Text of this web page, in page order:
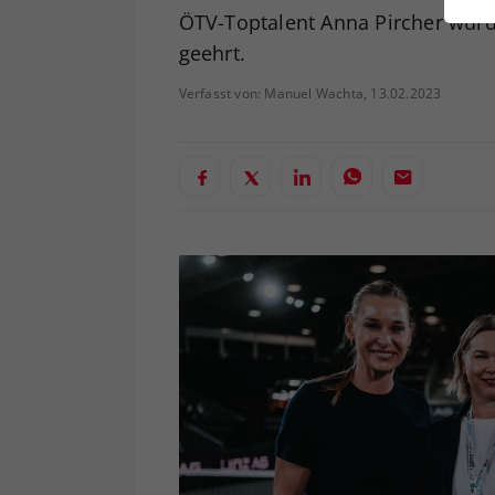
ÖTV-Toptalent Anna Pircher
geehrt.
Verfasst von: Manuel Wachta, 13.02.2023